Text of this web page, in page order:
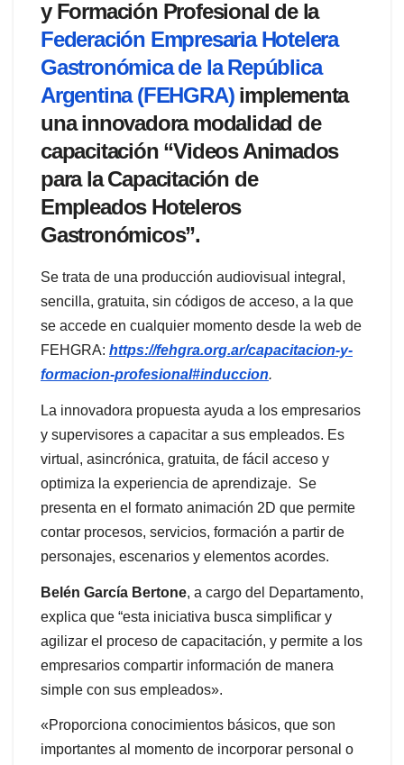
y Formación Profesional de la
Federación Empresaria Hotelera
Gastronómica de la República
Argentina (FEHGRA)implementa
una innovadora modalidad de
capacitación “Videos Animados
para la Capacitación de
Empleados Hoteleros
Gastronómicos”.
Se trata de una producción audiovisual integral,
sencilla, gratuita, sin códigos de acceso, a la que
se accede en cualquier momento desde la web de
FEHGRA: https://fehgra.org.ar/capacitacion-y-
formacion-profesional#induccion.
La innovadora propuesta ayuda a los empresarios
y supervisores a capacitar a sus empleados. Es
virtual, asincrónica, gratuita, de fácil acceso y
optimiza la experiencia de aprendizaje. Se
presenta en el formato animación 2D que permite
contar procesos, servicios, formación a partir de
personajes, escenarios y elementos acordes.
Belén García Bertone, a cargo del Departamento,
explica que “esta iniciativa busca simplificar y
agilizar el proceso de capacitación, y permite a los
empresarios compartir información de manera
simple con sus empleados».
«Proporciona conocimientos básicos, que son
importantes al momento de incorporar personal o